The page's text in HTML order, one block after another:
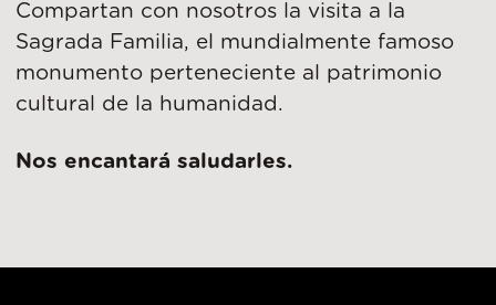
Compartan con nosotros la visita a la
Sagrada Familia, el mundialmente famoso
monumento perteneciente al patrimonio
cultural de la humanidad.
Nos encantará saludarles.